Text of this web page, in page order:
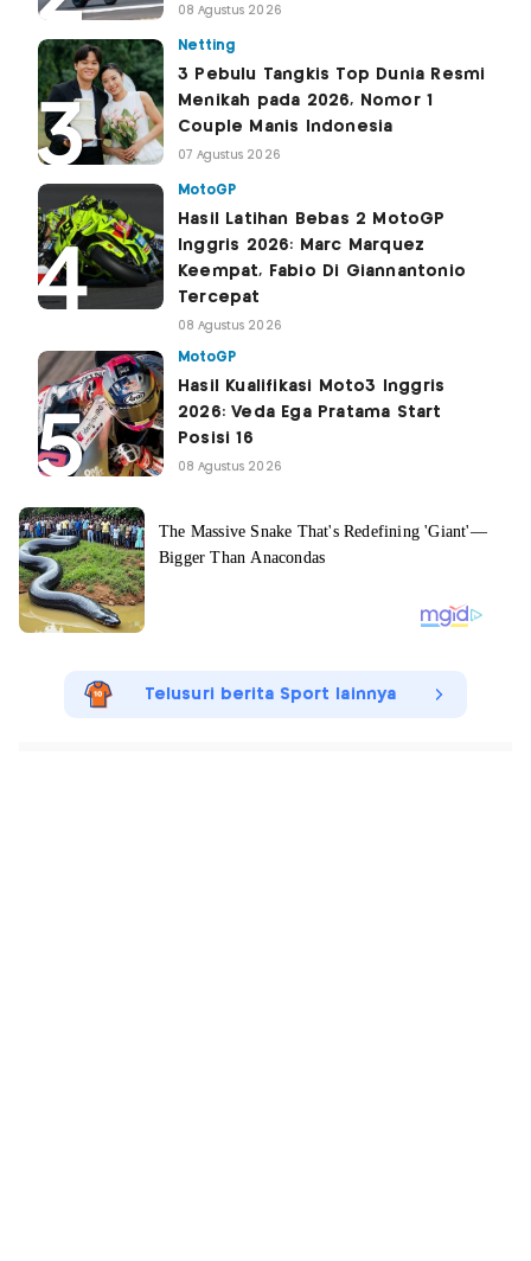
08 Agustus 2026
Netting
3 Pebulu Tangkis Top Dunia Resmi
Menikah pada 2026, Nomor 1
Couple Manis Indonesia
07 Agustus 2026
MotoGP
Hasil Latihan Bebas 2 MotoGP
Inggris 2026: Marc Marquez
Keempat, Fabio Di Giannantonio
Tercepat
08 Agustus 2026
MotoGP
Hasil Kualifikasi Moto3 Inggris
2026: Veda Ega Pratama Start
Posisi 16
08 Agustus 2026
Telusuri berita Sport lainnya